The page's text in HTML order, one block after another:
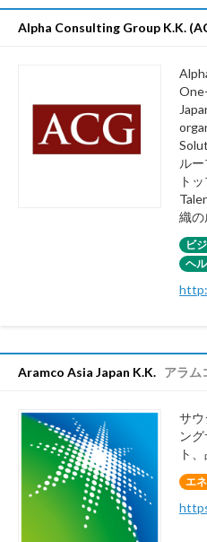
Alpha Consulting Group K.K.
ル
ト
織
ビ
ヘ
Aramco Asia Japan K.K. アラム
サ
ン
ト
エ